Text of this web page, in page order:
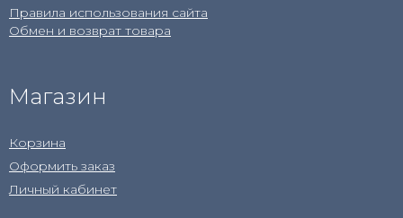
Правила использования сайта
Обмен и возврат товара
Магазин
Корзина
Оформить заказ
Личный кабинет